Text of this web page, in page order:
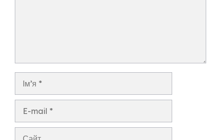
Ім’я
Сайт